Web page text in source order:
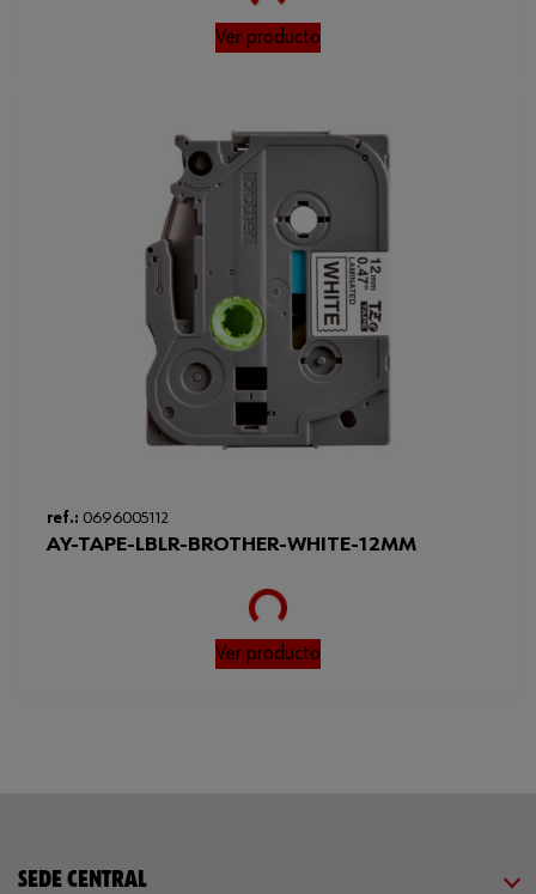
Loading...
Ver producto
ref.: 0696005112
AY-TAPE-LBLR-BROTHER-WHITE-12MM
Loading...
Ver producto
SEDE CENTRAL